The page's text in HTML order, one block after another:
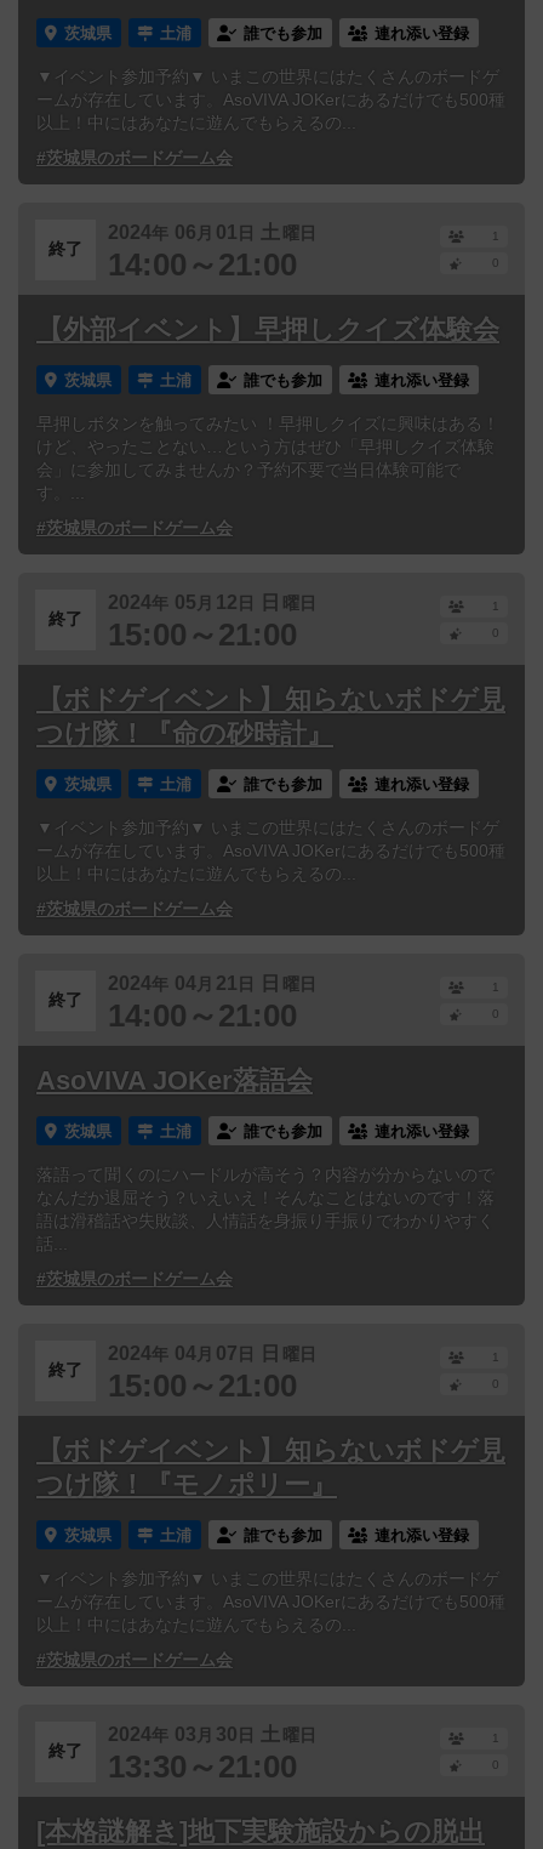
茨城県 土浦 誰でも参加 連れ添い登録
▼イベント参加予約▼ いまこの世界にはたくさんのボードゲ
ームが存在しています。AsoVIVA JOKerにあるだけでも500種
以上！中にはあなたに遊んでもらえるの...
#茨城県のボードゲーム会
終了
2024年 06 月 01 日 土 曜日
14:00～21:00
1
0
【外部イベント】早押しクイズ体験会
茨城県 土浦 誰でも参加 連れ添い登録
早押しボタンを触ってみたい ！早押しクイズに興味はある！
けど、やったことない…という方はぜひ「早押しクイズ体験
会」に参加してみませんか？予約不要で当日体験可能で
す。...
#茨城県のボードゲーム会
終了
2024年 05 月 12 日 日 曜日
15:00～21:00
1
0
【ボドゲイベント】知らないボドゲ見
つけ隊！『命の砂時計』
茨城県 土浦 誰でも参加 連れ添い登録
▼イベント参加予約▼ いまこの世界にはたくさんのボードゲ
ームが存在しています。AsoVIVA JOKerにあるだけでも500種
以上！中にはあなたに遊んでもらえるの...
#茨城県のボードゲーム会
終了
2024年 04月 21 日 日 曜日
14:00～21:00
1
0
AsoVIVA JOKer落語会
茨城県 土浦 誰でも参加 連れ添い登録
落語って聞くのにハードルが高そう？内容が分からないので
なんだか退屈そう？いえいえ！そんなことはないのです！落
語は滑稽話や失敗談、人情話を身振り手振りでわかりやすく
話...
#茨城県のボードゲーム会
終了
2024年 04月 07 日 日 曜日
15:00～21:00
1
0
【ボドゲイベント】知らないボドゲ見
つけ隊！『モノポリー』
茨城県 土浦 誰でも参加 連れ添い登録
▼イベント参加予約▼ いまこの世界にはたくさんのボードゲ
ームが存在しています。AsoVIVA JOKerにあるだけでも500種
以上！中にはあなたに遊んでもらえるの...
#茨城県のボードゲーム会
終了
2024年 03 月 30 日 土 曜日
13:30～21:00
1
0
[本格謎解き]地下実験施設からの脱出